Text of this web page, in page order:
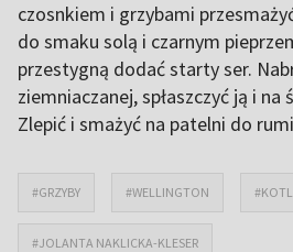
czosnkiem i grzybami
do smaku solą i czarnym
przestygną dodać starty ser.
ziemniaczanej, spłaszczyć ją i na
Zlepić i smażyć na patelni do
#GRZYBY #WELLINGTON
#JOLANTA NAKLICKA-KLESER